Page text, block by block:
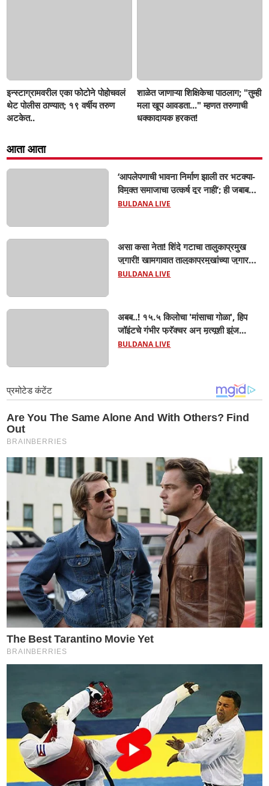
इन्स्टाग्रामवरील एका फोटोने पोहोचवलं
थेट पोलीस ठाण्यात; १९ वर्षीय तरुण
अटकेत..
शाळेत जाणाऱ्या शिक्षिकेचा पाठलाग; "तुम्ही
मला खूप आवडता..." म्हणत तरुणाची
धक्कादायक हरकत!
आता आता
‘आपलेपणाची भावना निर्माण झाली तर भटक्या-
विमुक्त समाजाचा उत्कर्ष दूर नाही’; ही जबाबदारी
केवळ सरकारची नाही,आपल्या सर्वांची !
BULDANA LIVE
असा कसा नेता! शिंदे गटाचा तालुकाप्रमुख
जुगारी! खामगावात तालुकाप्रमुखांच्या जुगार
अड्ड्यावर डीवायएसपी पथकाची धाड.. अंधारात
BULDANA LIVE
अबब..! १५.५ किलोचा 'मांसाचा गोळा', हिप
जॉइंटचे गंभीर फ्रॅक्चर अन् मृत्यूशी झुंज...
BULDANA LIVE